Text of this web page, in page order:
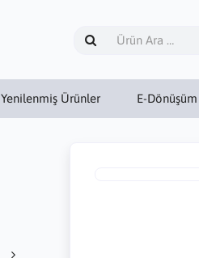
Yenilenmiş Ürünler E-Dönüşüm